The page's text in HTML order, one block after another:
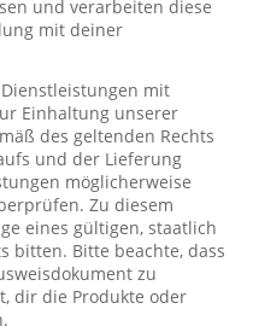
und verarbeiten diese
mit deiner
mit
Einhaltung unserer
des geltenden Rechts
und der Lieferung
möglicherweise
Zu diesem
eines gültigen, staatlich
bitten. Bitte beachte, dass
zu
dir die Produkte oder